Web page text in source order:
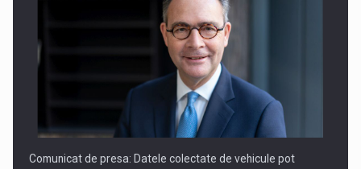
ROOTED IN ROMANIA, BUILT TO DELIVER TECHNOLOGY FOR
Comunicat de presa: Datele colectate de vehicule pot